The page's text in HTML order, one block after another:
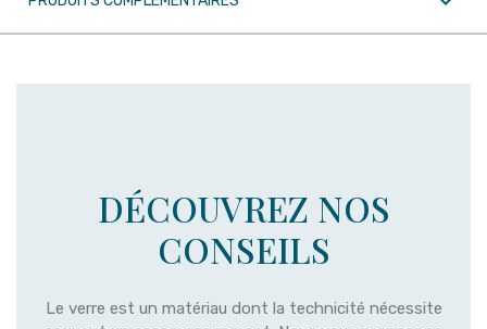
DÉCOUVREZ NOS
CONSEILS
Le verre est un matériau dont la technicité nécessite